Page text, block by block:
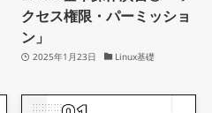
クセス権限・パーミッショ
ン」
2025年1月23日 Linux基礎